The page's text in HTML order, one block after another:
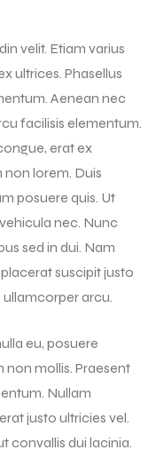
velit. Etiam varius
ultrices. Phasellus
Aenean nec
facilisis elementum.
erat ex
lorem. Duis
posuere quis. Ut
nec. Nunc
sed in dui. Nam
suscipit justo
ullamcorper arcu.
eu, posuere
non mollis. Praesent
Nullam
justo ultricies vel.
convallis dui lacinia.